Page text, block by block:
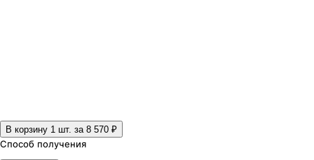
В корзину 1 шт. за 8 570 ₽
Способ получения